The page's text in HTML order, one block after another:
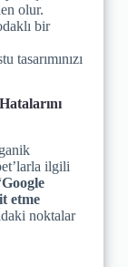
olur.
bir
tasarımınızı
ilgili
Google
etme
noktalar